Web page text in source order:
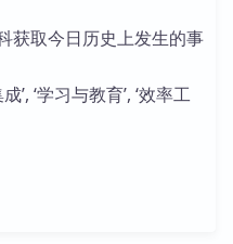
获取今日历史上发生的事
’, ‘学习与教育’, ‘效率工